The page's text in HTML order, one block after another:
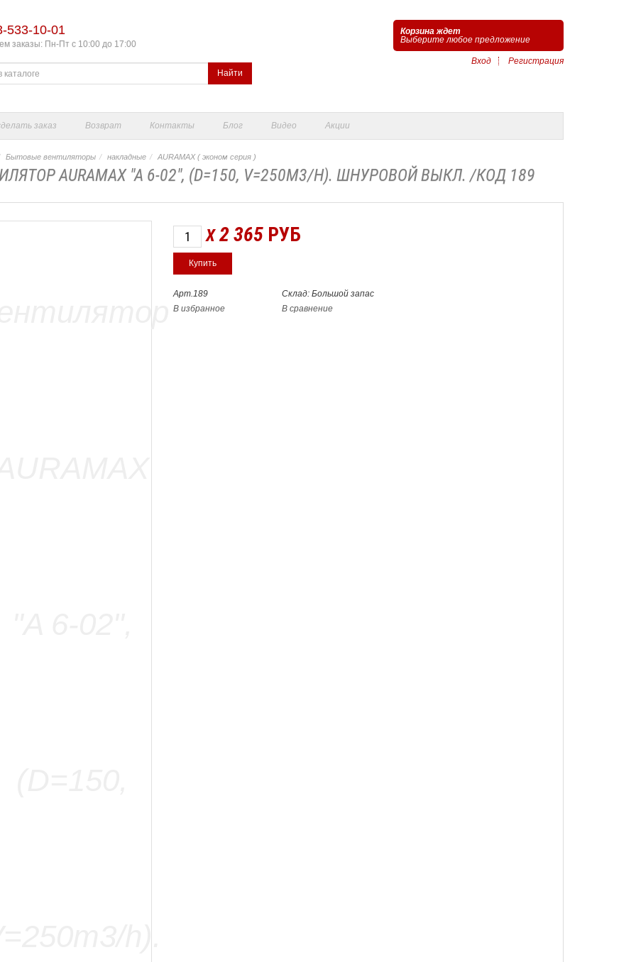
533-10-01
заказы: Пн-Пт с 10:00 до 17:00
Корзина ждет
Выберите любое предложение
Найти
Вход Регистрация
заказ Возврат Контакты Блог Видео Акции
Бытовые вентиляторы накладные AURAMAX ( эконом серия )
AURAMAX "A 6-02", (D=150, V=250M3/H). ШНУРОВОЙ ВЫКЛ. /КОД 189
X 2 365 РУБ
Арт.189
Склад: Большой запас
В избранное
В сравнение